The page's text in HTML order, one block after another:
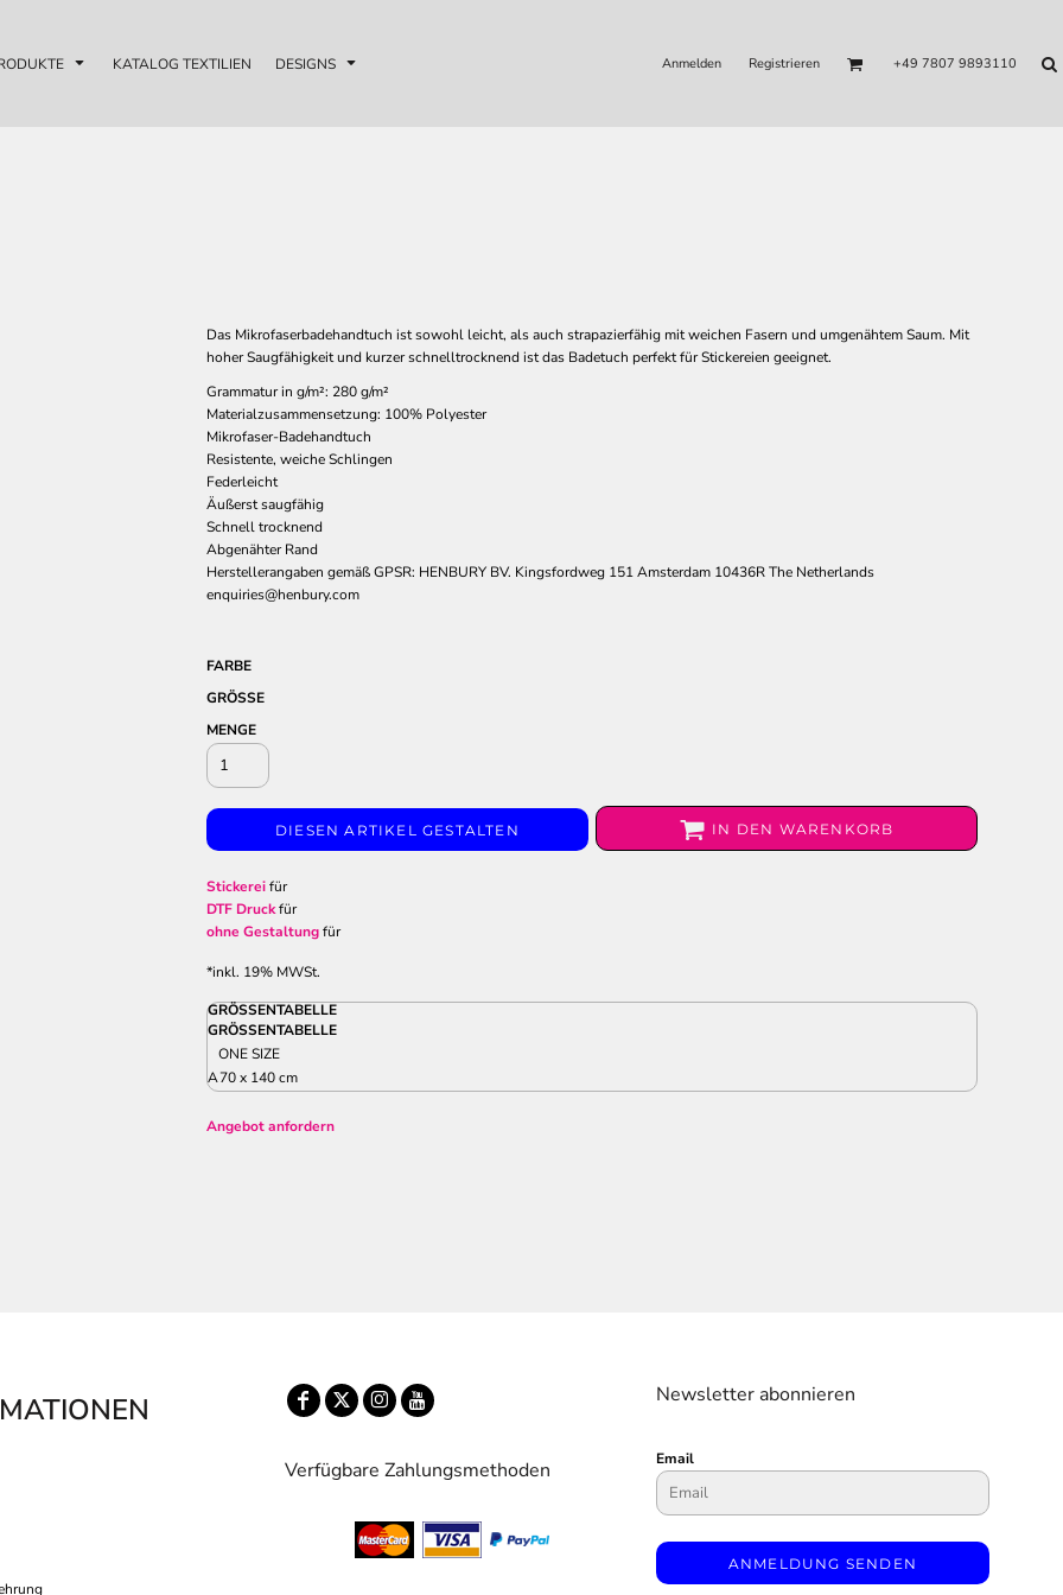
KATALOG TEXTILIEN DESIGNS Anmelden Registrieren +49 7807 9893110
Das Mikrofaserbadehandtuch ist sowohl leicht, als auch strapazierfähig mit weichen Fasern und umgenähtem Saum. Mit
hoher Saugfähigkeit und kurzer schnelltrocknend ist das Badetuch perfekt für Stickereien geeignet.
Grammatur in g/m²: 280 g/m²
Materialzusammensetzung: 100% Polyester
Mikrofaser-Badehandtuch
Resistente, weiche Schlingen
Federleicht
Äußerst saugfähig
Schnell trocknend
Abgenähter Rand
Herstellerangaben gemäß GPSR: HENBURY BV. Kingsfordweg 151 Amsterdam 10436R The Netherlands
enquiries@henbury.com
FARBE
GRÖSSE
MENGE
DIESEN ARTIKEL GESTALTEN IN DEN WARENKORB
Stickereifür
DTF Druckfür
ohne Gestaltungfür
*inkl. 19% MWSt.
GRÖSSENTABELLE
GRÖSSENTABELLE
ONE SIZE
A70 x 140 cm
Angebot anfordern
Verfügbare Zahlungsmethoden
Newsletter abonnieren
Email
ANMELDUNG SENDEN